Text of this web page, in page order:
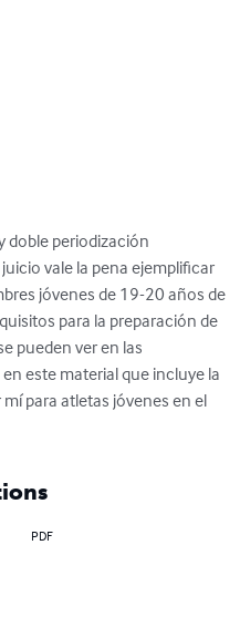
doble periodización
vale la pena ejemplificar
jóvenes de 19-20 años de
para la preparación de
pueden ver en las
este material que incluye la
para atletas jóvenes en el
PDF